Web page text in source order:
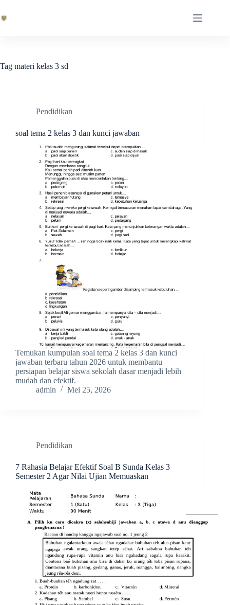
content
Tag materi kelas 3 sd
Pendidikan
soal tema 2 kelas 3 dan kunci jawaban
Temukan kumpulan soal tema 2 kelas 3 dan kunci
jawaban terbaru tahun 2026 untuk membantu
persiapan belajar siswa sekolah dasar menjadi lebih
mudah dan efektif.
admin
Mei 25, 2026
Pendidikan
7 Rahasia Belajar Efektif Soal B Sunda Kelas 3
Semester 2 Agar Nilai Ujian Memuaskan